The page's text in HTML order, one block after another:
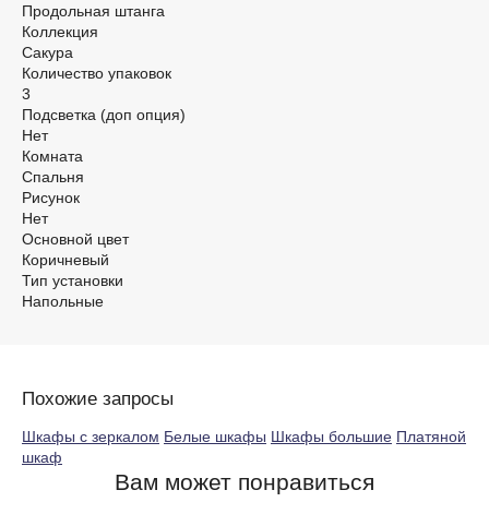
Продольная штанга
Коллекция
Сакура
Количество упаковок
3
Подсветка (доп опция)
Нет
Комната
Спальня
Рисунок
Нет
Основной цвет
Коричневый
Тип установки
Напольные
Похожие запросы
Шкафы с зеркалом Белые шкафы Шкафы большие Платяной
шкаф
Вам может понравиться